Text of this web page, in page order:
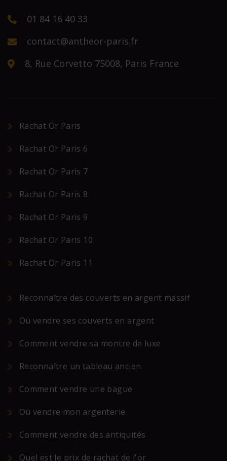
01 84 16 40 33
contact@antheor-paris.fr
8, Rue Corvetto 75008, Paris France
Rachat Or Paris
Rachat Or Paris 6
Rachat Or Paris 7
Rachat Or Paris 8
Rachat Or Paris 9
Rachat Or Paris 10
Rachat Or Paris 11
Reconnaître des couverts en argent massif
Où vendre ses couverts en argent
Comment vendre sa montre de luxe
Reconnaître un tableau ancien
Comment vendre une bague
Où vendre mon argenterie
Comment vendre des antiquités
Quel est le prix de rachat de l'or